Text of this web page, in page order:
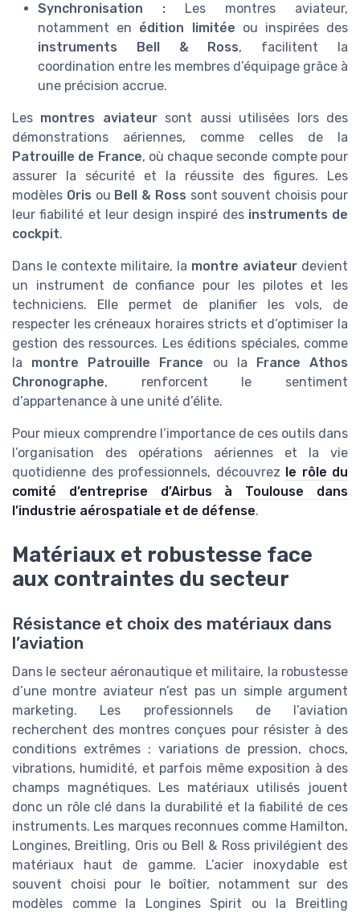
Synchronisation : Les montres aviateur,
notamment en édition limitée ou inspirées des
instruments Bell & Ross, facilitent la
coordination entre les membres d’équipage grâce à
une précision accrue.
Les montres aviateursont aussi utilisées lors des
démonstrations aériennes, comme celles de la
Patrouille de France, où chaque seconde compte pour
assurer la sécurité et la réussite des figures. Les
modèles Oris ou Bell & Ross sont souvent choisis pour
leur fiabilité et leur design inspiré des instruments de
cockpit.
Dans le contexte militaire, la montre aviateur devient
un instrument de confiance pour les pilotes et les
techniciens. Elle permet de planifier les vols, de
respecter les créneaux horaires stricts et d’optimiser la
gestion des ressources. Les éditions spéciales, comme
la montre Patrouille France ou la
France Athos
Chronographe, renforcent le sentiment
d’appartenance à une unité d’élite.
Pour mieux comprendre l’importance de ces outils dans
l’organisation des opérations aériennes et la vie
quotidienne des professionnels, découvrez
le rôle du
comité d’entreprise d’Airbus à Toulouse dans
l’industrie aérospatiale et de défense.
Matériaux et robustesse face
aux contraintes du secteur
Résistance et choix des matériaux dans
l’aviation
Dans le secteur aéronautique et militaire, la robustesse
d’une montre aviateur n’est pas un simple argument
marketing. Les professionnels de l’aviation
recherchent des montres conçues pour résister à des
conditions extrêmes : variations de pression, chocs,
vibrations, humidité, et parfois même exposition à des
champs magnétiques. Les matériaux utilisés jouent
donc un rôle clé dans la durabilité et la fiabilité de ces
instruments. Les marques reconnues comme Hamilton,
Longines, Breitling, Oris ou Bell & Ross privilégient des
matériaux haut de gamme. L’acier inoxydable est
souvent choisi pour le boîtier, notamment sur des
modèles comme la Longines Spirit ou la Breitling